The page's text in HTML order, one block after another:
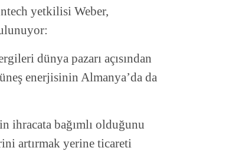
yetkilisi Weber,
dünya pazarı açısından
enerjisinin Almanya’da da
ihracata bağımlı olduğunu
artırmak yerine ticareti